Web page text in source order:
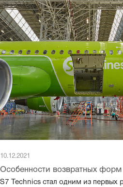
10.12.2021
Особенности возвратных
S7 Technics стал одним из первых